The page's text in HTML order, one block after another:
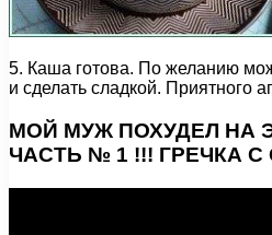
5. Каша готова. По желанию
и сделать сладкой. Приятного
МОЙ МУЖ ПОХУДЕЛ НА
ЧАСТЬ № 1 !!! ГРЕЧКА